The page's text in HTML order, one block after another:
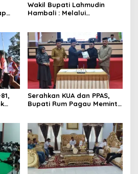
Wakil Bupati Lahmudin
Hambali : Melalui
Pramuka
Serahkan KUA dan PPAS,
Bupati Rum Pagau Meminta